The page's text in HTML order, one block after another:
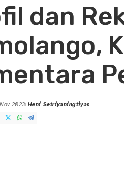
dan
2023
Posted
by
Heni Setriyaningtiyas